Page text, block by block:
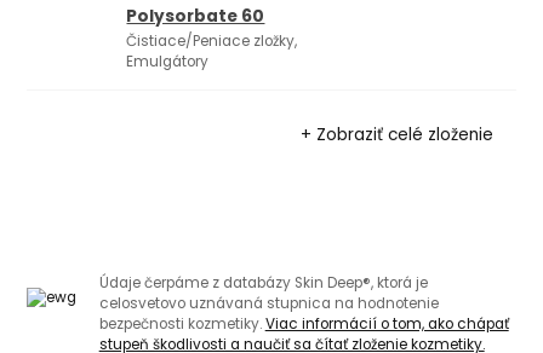
Polysorbate 60
Čistiace/Peniace zložky,
Emulgátory
+ Zobraziť celé zloženie
Údaje čerpáme z databázy Skin Deep®, ktorá je
celosvetovo uznávaná stupnica na hodnotenie
bezpečnosti kozmetiky.Viac informácií o tom, ako chápať
stupeň škodlivosti a naučiť sa čítať zloženie kozmetiky.